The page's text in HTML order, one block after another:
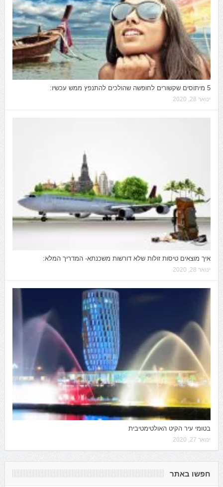
5 מיתוסים שקשורים לחופשה שהולכים להתנפץ ממש עכשיו:
ינואר 28, 2020
איך מוצאים טיסות זולות שלא דורשות משכנתא- המדריך המלא:
ינואר 28, 2020
בטומי עיר הקיט האולטימטיבית
ינואר 27, 2020
חפשו באתר